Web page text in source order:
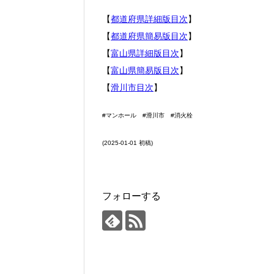
【都道府県詳細版目次】
【都道府県簡易版目次】
【富山県詳細版目次】
【富山県簡易版目次】
【滑川市目次】
#マンホール #滑川市 #消火栓
(2025-01-01 初稿)
フォローする